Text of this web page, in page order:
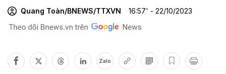
Quang Toàn/BNEWS/TTXVN 16:57' - 22/10/2023
Zalo